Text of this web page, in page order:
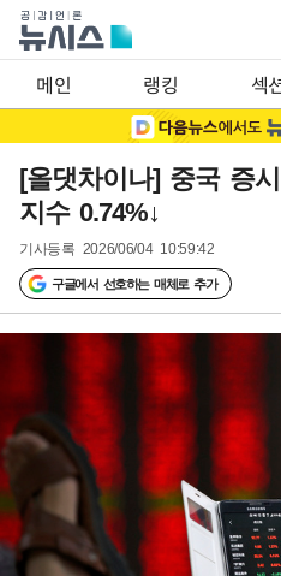
메인 랭킹 섹
[올댓차이나] 중국 증
지수 0.74%↓
기사등록 2026/06/04 10:59:42
구글에서 선호하는 매체로 추가